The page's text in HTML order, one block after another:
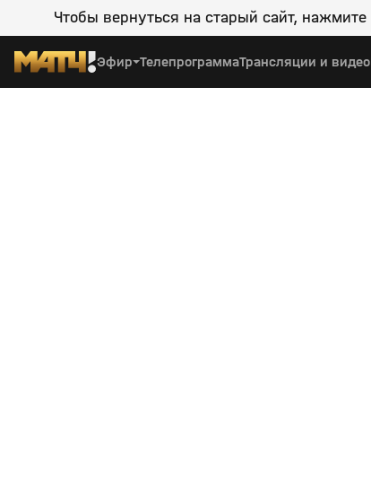
Чтобы вернуться на старый сайт, нажмите
Эфир ТелепрограммаТрансляции и видео